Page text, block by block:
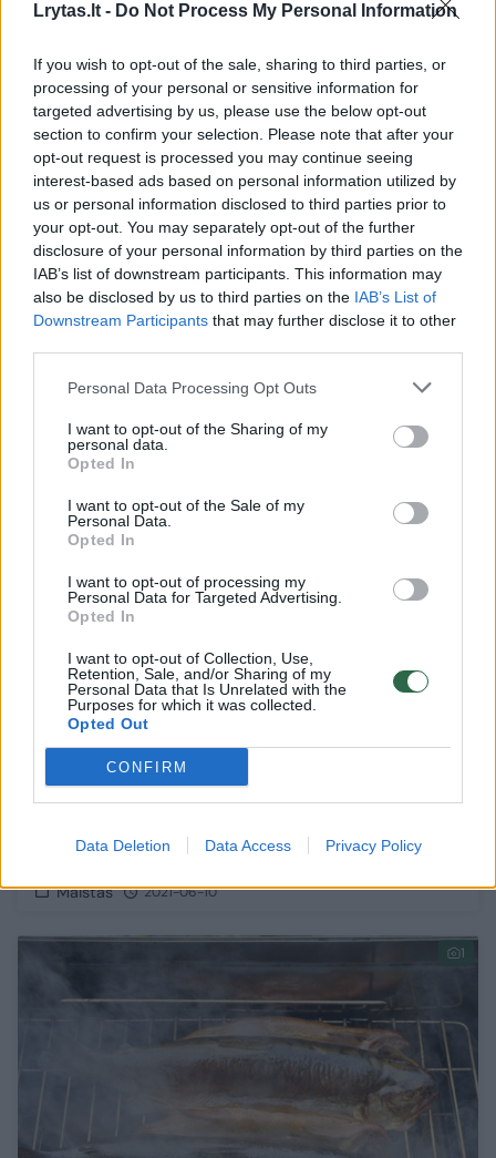
Lrytas.lt - Do Not Process My Personal Information
If you wish to opt-out of the sale, sharing to third parties, or
processing of your personal or sensitive information for
targeted advertising by us, please use the below opt-out
section to confirm your selection. Please note that after your
opt-out request is processed you may continue seeing
interest-based ads based on personal information utilized by
us or personal information disclosed to third parties prior to
your opt-out. You may separately opt-out of the further
disclosure of your personal information by third parties on the
IAB’s list of downstream participants. This information may
also be disclosed by us to third parties on the IAB’s List of
Downstream Participants that may further disclose it to other
Personal Data Processing Opt Outs
I want to opt-out of the Sharing of my
personal data.
Opted In
I want to opt-out of the Sale of my
Personal Data.
Opted In
I want to opt-out of processing my
Personal Data for Targeted Advertising.
Opted In
I want to opt-out of Collection, Use,
Retention, Sale, and/or Sharing of my
Personal Data that Is Unrelated with the
Purposes for which it was collected.
Opted Out
CONFIRM
Data Deletion Data Access Privacy Policy
įmonę – gaisrą gesino gausios pajėgos
Lietuvos diena 2023-01-24
Receptas
nenorėsite sustot
Maistas 2021-06-10
1